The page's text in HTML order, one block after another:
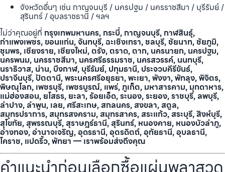
จังหวัดอื่นๆ เช่น กาญจนบุรี / นครปฐม / นครราชสีมา / บุรีรัมย์ /
สุรินทร์ / อุบลราชธานี / ฯลฯ
ไม่ว่าคุณอยู่ที่ กรุงเทพมหานคร, กระบี่, กาญจนบุรี, กาฬสินธุ์,
กำแพงเพชร, ขอนแก่น, จันทบุรี, ฉะเชิงเทรา, ชลบุรี, ชัยนาท, ชัยภูมิ,
ชุมพร, เชียงราย, เชียงใหม่, ตรัง, ตราด, ตาก, นครนายก, นครปฐม,
นครพนม, นครราชสีมา, นครศรีธรรมราช, นครสวรรค์, นนทบุรี,
นราธิวาส, น่าน, บึงกาฬ, บุรีรัมย์, ปทุมธานี, ประจวบคีรีขันธ์,
ปราจีนบุรี, ปัตตานี, พระนครศรีอยุธยา, พะเยา, พังงา, พัทลุง, พิจิตร,
พิษณุโลก, เพชรบุรี, เพชรบูรณ์, แพร่, ภูเก็ต, มหาสารคาม, มุกดาหาร,
แม่ฮ่องสอน, ยโสธร, ยะลา, ร้อยเอ็ด, ระนอง, ระยอง, ราชบุรี, ลพบุรี,
ลำปาง, ลำพูน, เลย, ศรีสะเกษ, สกลนคร, สงขลา, สตูล,
สมุทรปราการ, สมุทรสงคราม, สมุทรสาคร, สระแก้ว, สระบุรี, สิงห์บุรี,
สุโขทัย, สุพรรณบุรี, สุราษฎร์ธานี, สุรินทร์, หนองคาย, หนองบัวลำภู,
อ่างทอง, อำนาจเจริญ, อุดรธานี, อุตรดิตถ์, อุทัยธานี, อุบลธานี,
โคราช, แปดริ้ว, พัทยา — เราพร้อมส่งถึงคุณ